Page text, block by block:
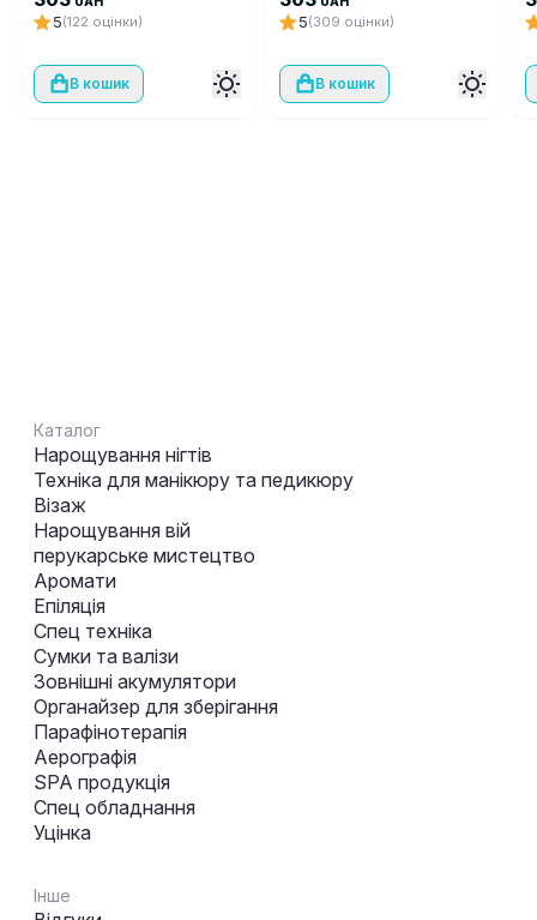
5(122 оцінки)
В кошик
5(309 оцінки)
В кошик
Каталог
Нарощування нігтів
Техніка для манікюру та педикюру
Візаж
Нарощування вій
перукарське мистецтво
Аромати
Епіляція
Спец техніка
Сумки та валізи
Зовнішні акумулятори
Органайзер для зберігання
Парафінотерапія
Аерографія
SPA продукція
Спец обладнання
Уцінка
Інше